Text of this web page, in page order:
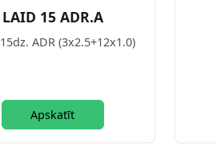
LAID 15 ADR.A
ADR (3x2.5+12x1.0)
Apskatīt